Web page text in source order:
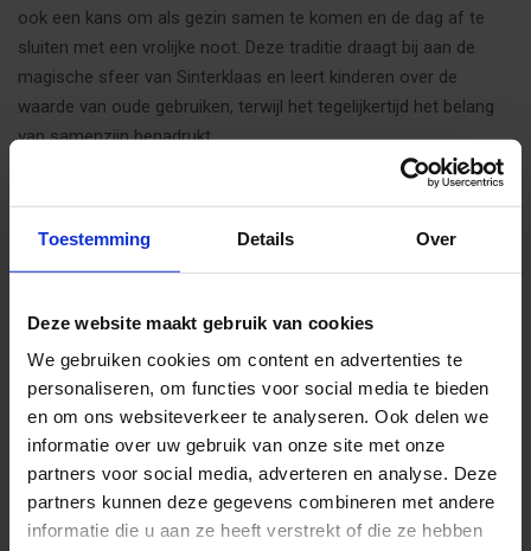
Toestemming Details Over
Deze website maakt gebruik van cookies
We gebruiken cookies om content en advertenties te
personaliseren, om functies voor social media te bieden
en om ons websiteverkeer te analyseren. Ook delen we
informatie over uw gebruik van onze site met onze
partners voor social media, adverteren en analyse. Deze
partners kunnen deze gegevens combineren met andere
informatie die u aan ze heeft verstrekt of die ze hebben
ook een kans om als gezin samen te komen en de dag af te
sluiten met een vrolijke noot. Deze traditie draagt bij aan de
magische sfeer van Sinterklaas en leert kinderen over de
waarde van oude gebruiken, terwijl het tegelijkertijd het belang
van samenzijn benadrukt.
Van "Zie ginds komt de stoomboot" tot "Sinterklaasje kom
maar binnen met je knecht", Sinterklaasliedjes zijn onlosmakelijk
vaak generaties oud, zijn niet alleen leuk om te zingen, maar
vertellen ook verhalen en dragen de tradities over. Elk liedje
heeft zijn eigen verhaal en samen vormen ze de soundtrack
van het Sinterklaasfeest. Kinderen leren deze liedjes op school
of thuis en zingen ze vol overgave, waardoor de voorpret alleen
maar toeneemt. Het samen zingen van deze liedjes is een
vrolijke manier om de wachttijd tot Pakjesavond te verkorten en